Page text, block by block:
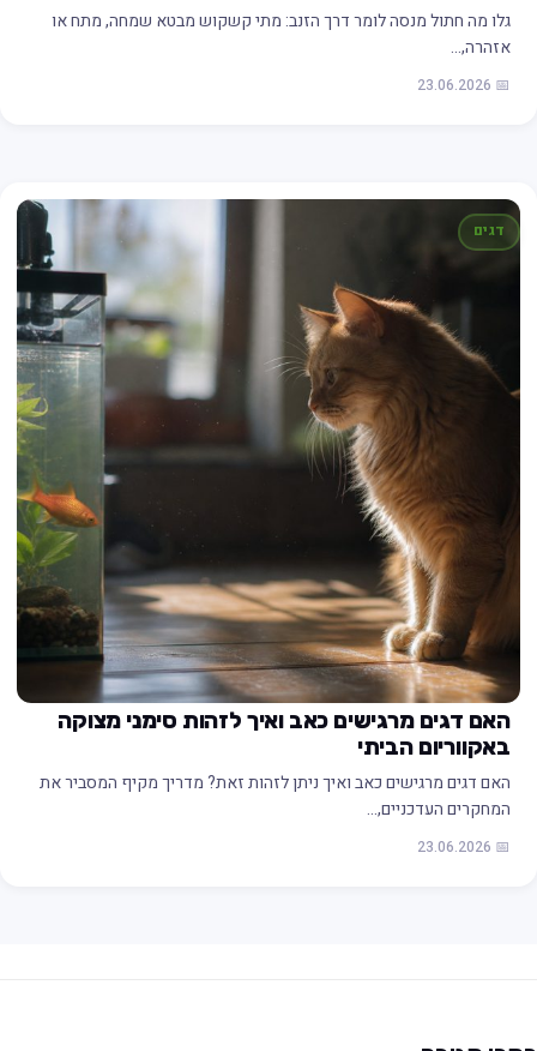
גלו מה חתול מנסה לומר דרך הזנב: מתי קשקוש מבטא שמחה, מתח או
אזהרה,…
📅 23.06.2026
דגים
האם דגים מרגישים כאב ואיך לזהות סימני מצוקה
באקווריום הביתי
האם דגים מרגישים כאב ואיך ניתן לזהות זאת? מדריך מקיף המסביר את
המחקרים העדכניים,…
📅 23.06.2026